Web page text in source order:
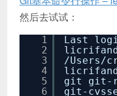
然后去试试：
1
2
3
4
5
6
Last
/Users/
git git-
git-